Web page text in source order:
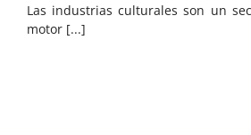
Las industrias culturales son un
motor [...]